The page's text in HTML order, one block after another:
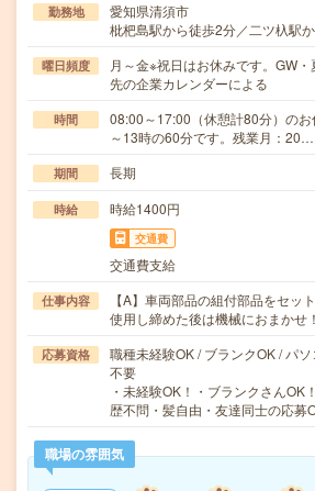
勤務地
愛知県清須市
枇杷島駅から徒歩2分／二ツ杁駅
曜日頻度
月～金※祝日はお休みです。GW
先の企業カレンダーによる
時間
08:00～17:00（休憩計80分）の
～13時の60分です。残業月：20…
期間 長期
時給 時給1400円
交通費
交通費支給
仕事内容
【A】車両部品の組付部品をセッ
使用し締めた後は機械におまか
応募資格
職種未経験OK / ブランクOK / パ
不要
・未経験OK！・ブランクさんOK
歴不問・髪自由・友達同士の応
職場の雰囲気